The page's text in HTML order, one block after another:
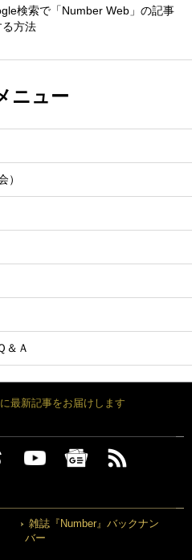
検索で「Number Web」の記事
る方法
ニュー
）
＆Ａ
最新記事をお届けします
雑誌『Number』バックナン
バー